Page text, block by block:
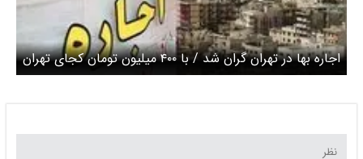
اجاره بها در تهران گران شد / با ۴۰۰ میلیون تومان کجای تهران
می توان رهن کرد؟ + جدول